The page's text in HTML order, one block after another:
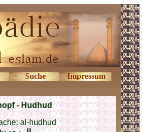
Suche Impressum
- Hudhud
al-hudhud